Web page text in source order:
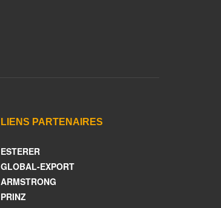
LIENS PARTENAIRES
ESTERER
GLOBAL-EXPORT
ARMSTRONG
PRINZ